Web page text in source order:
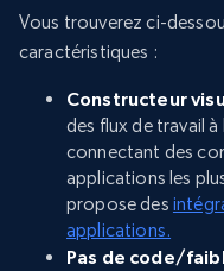
Vous trouverez ci-
caractéristiques :
Constructeur
des flux de travail à
connectant des
applications les
propose des
applications.
Pas de code/